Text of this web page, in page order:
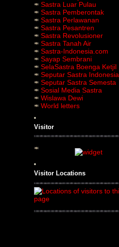
Sastra Luar Pulau
Sastra Pemberontak
Sastra Perlawanan
Sastra Pesantren
Sastra Revolusioner
Sastra Tanah Air
Sastra-Indonesia.com
Sayap Sembrani
SelaSastra Boenga Ketjil
Seputar Sastra Indonesia
Seputar Sastra Semesta
Sosial Media Sastra
Wislawa Dewi
World letters
Visitor
Visitor Locations